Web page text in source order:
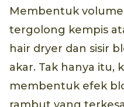
Membentuk
tergolong kempis
hair dryer dan sisir
akar. Tak hanya itu,
membentuk efek
rambut yang